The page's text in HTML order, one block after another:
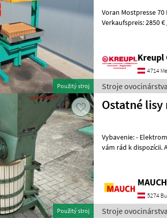
Použitý stroj
Voran Mostpresse
Verkaufspreis: 2850 € / Vermittlung!
Kreupl
4714
Stroje
Použitý stroj
Ostatné lisy
Vybavenie: - Elektromotor - Súkromný predaj! - V prípade otázok som
vám rád k dispozícii. Aby som si na vás mohol vyhradiť dostatok času,
5274
Stroje